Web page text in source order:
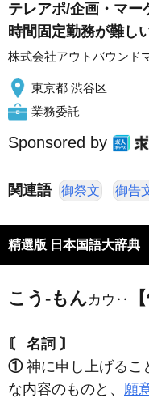
テレアポ/企画・マー
時間固定勤務が難し
株式会社アウトバウンド
東京都 渋谷区
業務委託
Sponsored by
関連語 御祭文 御告
精選版 日本国語大辞典
こう‐もんカウ‥
〘 名詞 〙
①神に申し上げるこ
な内容のものと、 願